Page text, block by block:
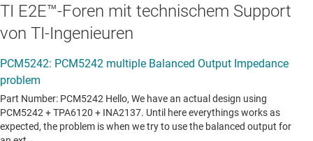
TI E2E™-Foren mit technischem Support
von TI-Ingenieuren